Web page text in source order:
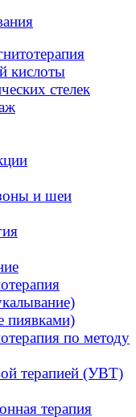
кислоты
стелек
и шеи
пиявками)
по методу
терапией (УВТ)
терапия